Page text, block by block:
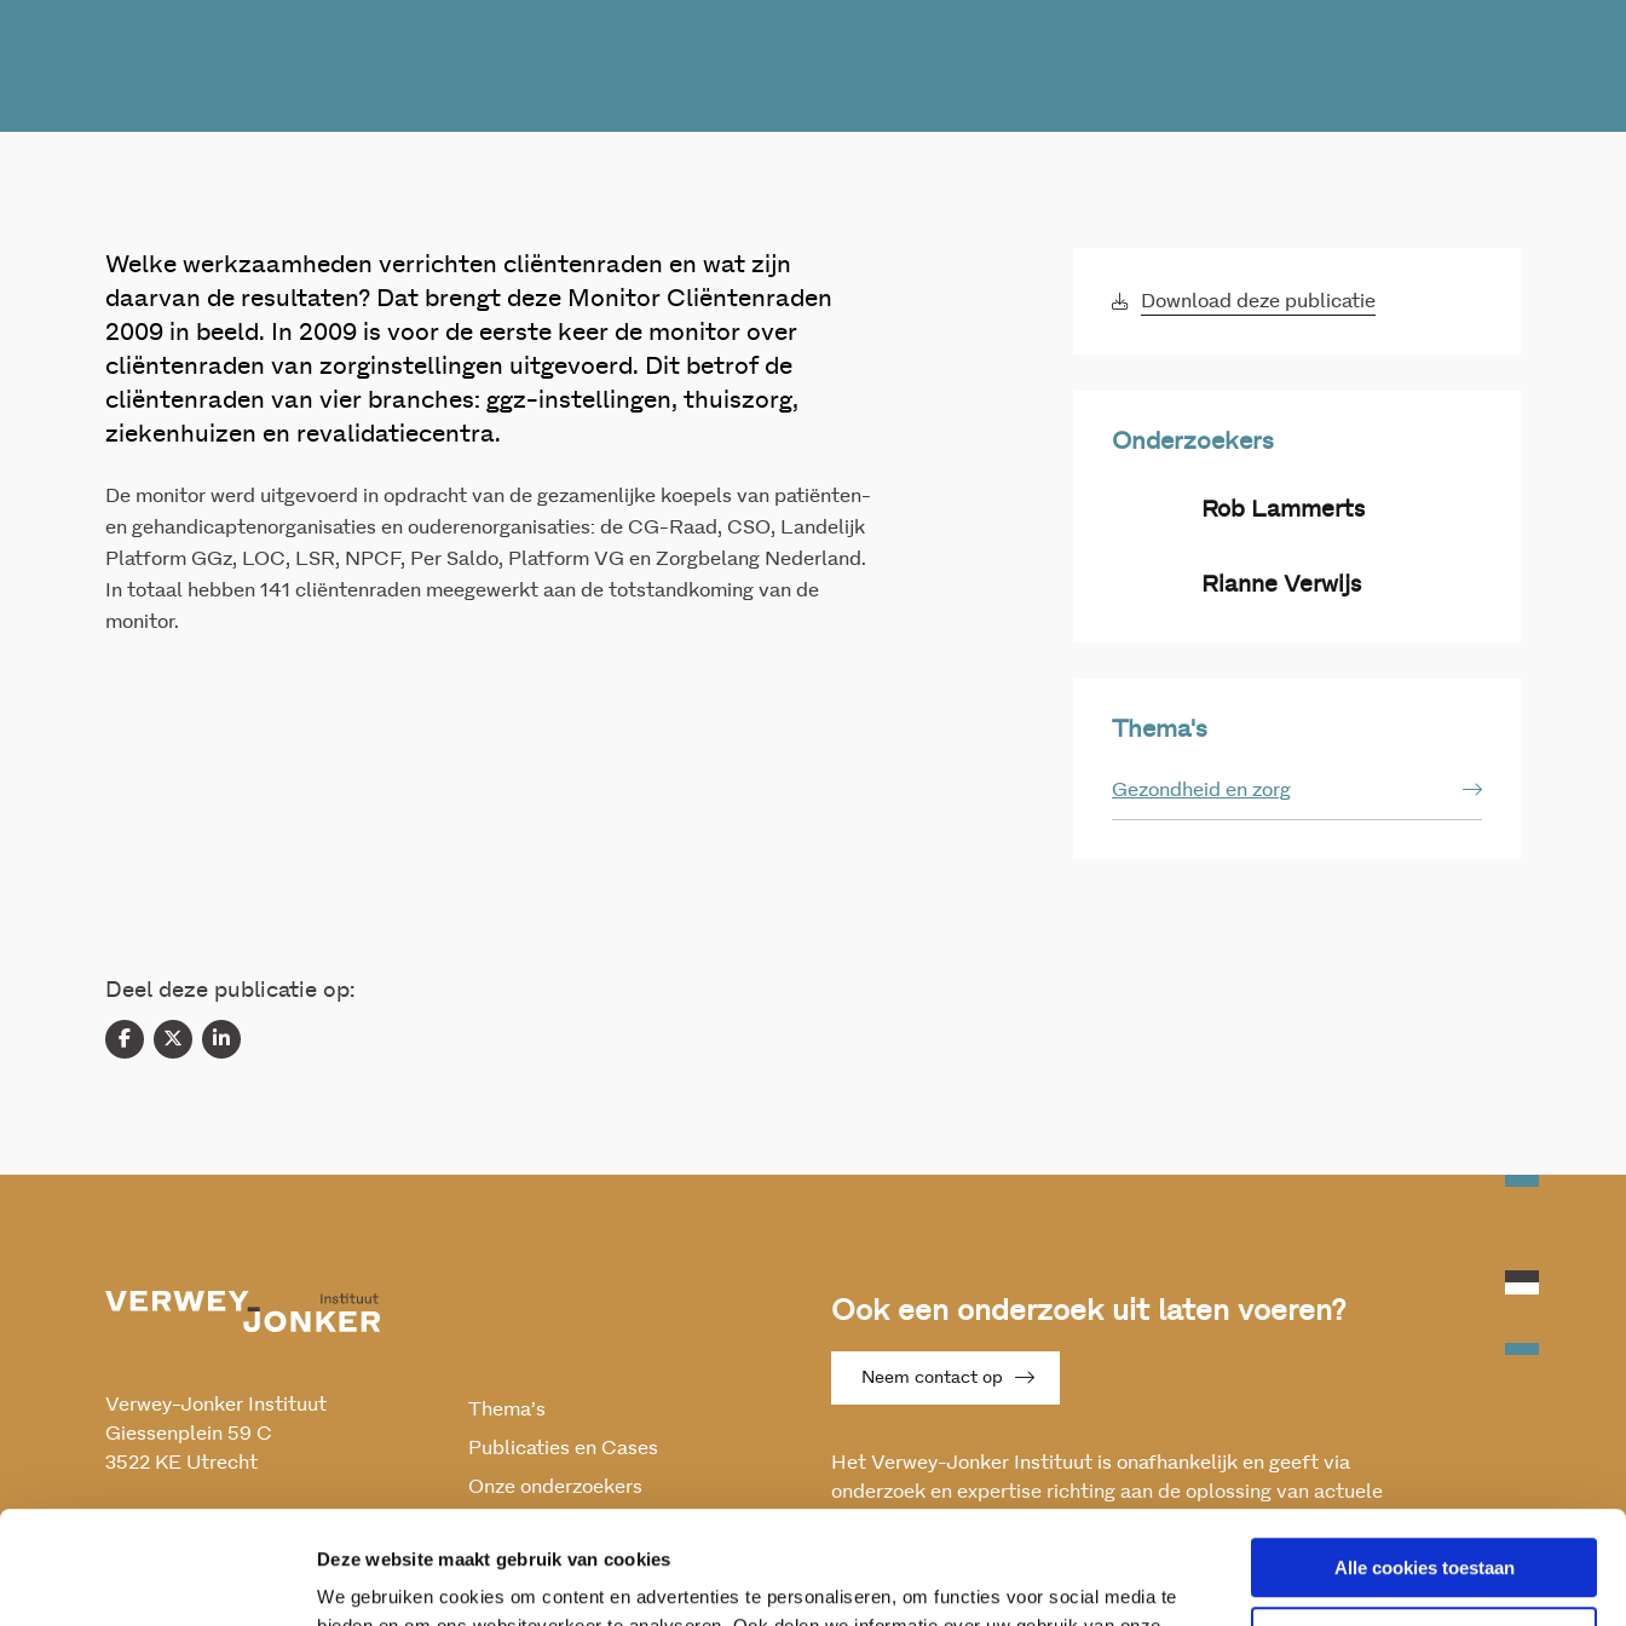
Deze website maakt gebruik van cookies
We gebruiken cookies om content en advertenties te personaliseren, om functies voor social media te
Alle cookies toestaan
Welke werkzaamheden verrichten cliëntenraden en wat zijn
daarvan de resultaten? Dat brengt deze Monitor Cliëntenraden
2009 in beeld. In 2009 is voor de eerste keer de monitor over
cliëntenraden van zorginstellingen uitgevoerd. Dit betrof de
cliëntenraden van vier branches: ggz-instellingen, thuiszorg,
ziekenhuizen en revalidatiecentra.
De monitor werd uitgevoerd in opdracht van de gezamenlijke koepels van patiënten-
en gehandicaptenorganisaties en ouderenorganisaties: de CG-Raad, CSO, Landelijk
Platform GGz, LOC, LSR, NPCF, Per Saldo, Platform VG en Zorgbelang Nederland.
In totaal hebben 141 cliëntenraden meegewerkt aan de totstandkoming van de
monitor.
Download deze publicatie
Onderzoekers
Rob Lammerts
Rianne Verwijs
Thema's
Gezondheid en zorg
Deel deze publicatie op:
Verwey-Jonker Instituut
Giessenplein 59 C
3522 KE Utrecht
Thema’s
Publicaties en Cases
Onze onderzoekers
Ook een onderzoek uit laten voeren?
Neem contact op
Het Verwey-Jonker Instituut is onafhankelijk en geeft via
onderzoek en expertise richting aan de oplossing van actuele